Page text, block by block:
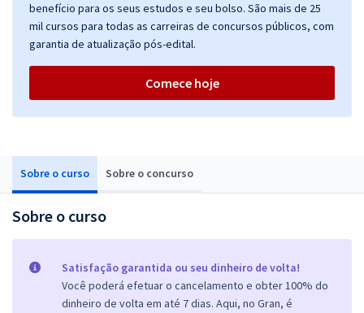
Sobre o curso Sobre o concurso
Sobre o curso
Satisfação garantida ou seu dinheiro de volta!
Você poderá efetuar o cancelamento e obter 100% do
dinheiro de volta em até 7 dias. Aqui, no Gran, é
benefício para os seus estudos e seu bolso. São mais de 25
mil cursos para todas as carreiras de concursos públicos, com
garantia de atualização pós-edital.
Comece hoje